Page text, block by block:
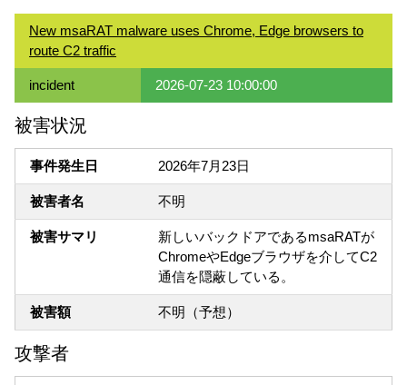
New msaRAT malware uses Chrome, Edge browsers to
route C2 traffic
incident 2026-07-23 10:00:00
被害状況
事件発生日 2026年7月23日
被害者名 不明
被害サマリ
新しいバックドアであるmsaRATが
ChromeやEdgeブラウザを介してC2
通信を隠蔽している。
被害額 不明（予想）
攻撃者